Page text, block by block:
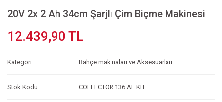
20V 2x 2 Ah 34cm Şarjlı Çim Biçme Makinesi
12.439,90 TL
Kategori Bahçe makinaları ve Aksesuarları
Stok Kodu COLLECTOR 136 AE KIT